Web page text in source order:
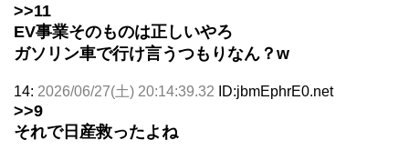
>>11
EV事業そのものは正しいやろ
ガソリン車で行け言うつもりなん？w
14: 2026/06/27(土) 20:14:39.32 ID:jbmEphrE0.net
>>9
それで日産救ったよね